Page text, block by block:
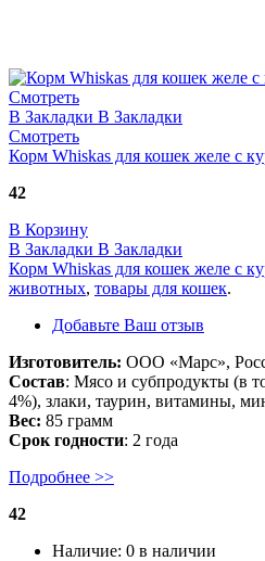
Смотреть
В Закладки В Закладки
Смотреть
Корм Whiskas для кошек желе с
42
В Корзину
В Закладки В Закладки
Корм Whiskas для кошек желе с
животных, товары для кошек.
Добавьте Ваш отзыв
Изготовитель: ООО «Марс»,
Состав: Мясо и субпродукты (в
4%), злаки, таурин, витамины,
Вес: 85 грамм
Срок годности: 2 года
Подробнее >>
42
Наличие: 0 в наличии